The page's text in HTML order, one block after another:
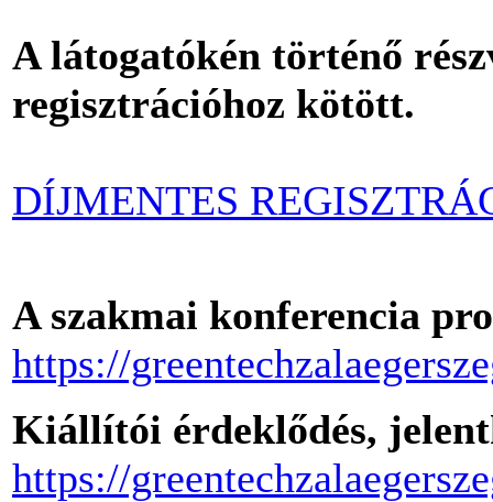
A látogatókén történő
regisztrációhoz kötött.
DÍJMENTES
A szakmai konferencia
https://
Kiállítói érdeklődés,
https://